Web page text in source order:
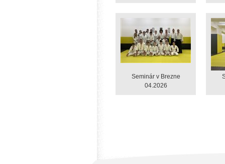
Seminár v Brezne
04.2026